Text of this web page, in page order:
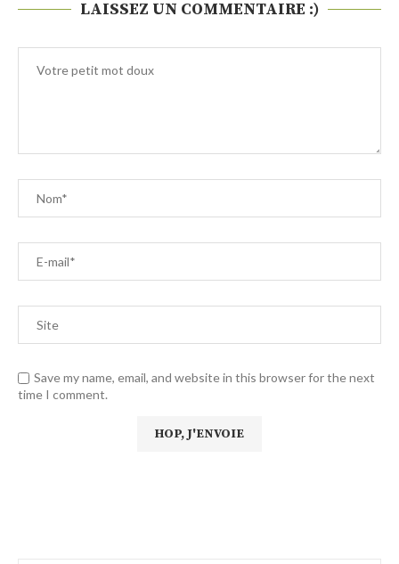
LAISSEZ UN COMMENTAIRE :)
Save my name, email, and website in this browser for the next
time I comment.